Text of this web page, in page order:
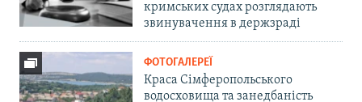
кримських судах розглядають
звинувачення в держзраді
ФОТОГАЛЕРЕЇ
Краса Сімферопольського
водосховища та занедбаність